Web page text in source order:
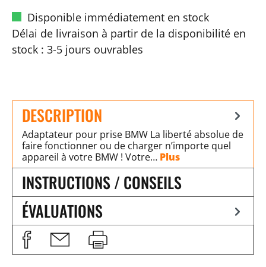
Disponible immédiatement en stock
Délai de livraison à partir de la disponibilité en
stock : 3-5 jours ouvrables
DESCRIPTION
Adaptateur pour prise BMW La liberté absolue de
faire fonctionner ou de charger n’importe quel
appareil à votre BMW ! Votre… Plus
INSTRUCTIONS / CONSEILS
ÉVALUATIONS